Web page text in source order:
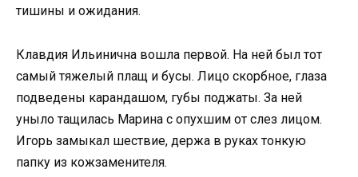
тишины и ожидания.
Клавдия Ильинична вошла первой. На ней был тот
самый тяжелый плащ и бусы. Лицо скорбное, глаза
подведены карандашом, губы поджаты. За ней
уныло тащилась Марина с опухшим от слез лицом.
Игорь замыкал шествие, держа в руках тонкую
папку из кожзаменителя.